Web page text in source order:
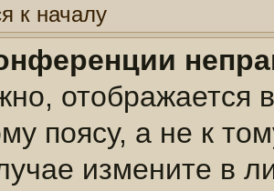
к началу
отображается
поясу, а не к
измените в